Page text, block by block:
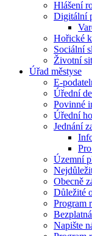
Hlášení
Digitální
Hořické
Sociální
Životní
Úřad městyse
E-
Úřední
Povinné
Úřední
Jednání
Územní
Obecně
Důležité
Program
Napište